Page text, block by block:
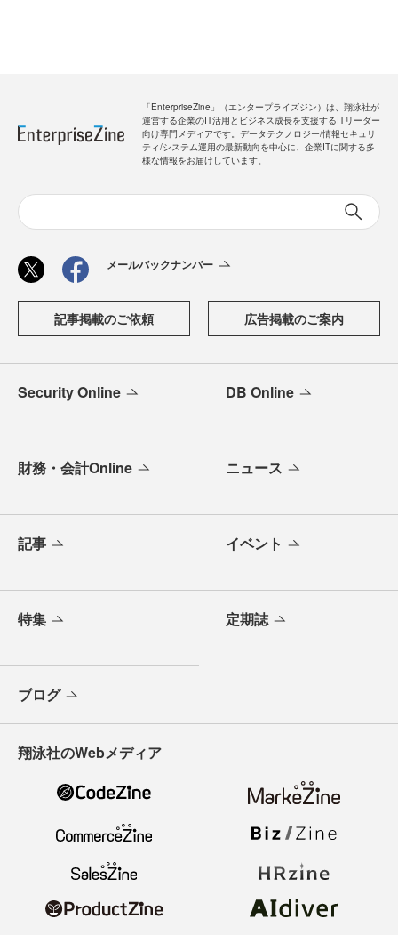
「EnterpriseZine」（エンタープライズジン）は、翔泳社が
運営する企業のIT活用とビジネス成長を支援するITリーダー
向け専門メディアです。データテクノロジー/情報セキュリ
ティ/システム運用の最新動向を中心に、企業ITに関する多
様な情報をお届けしています。
メールバックナンバー
記事掲載のご依頼 広告掲載のご案内
Security Online DB Online
財務・会計Online ニュース
記事 イベント
特集 定期誌
ブログ
翔泳社のWebメディア